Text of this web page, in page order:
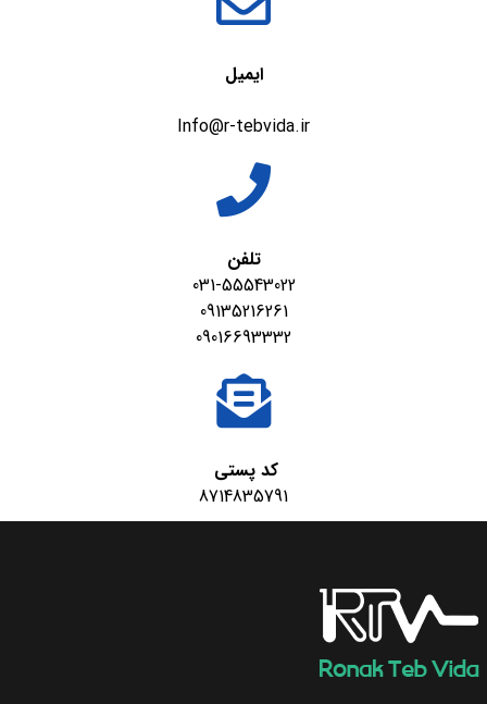
ایمیل
Info@r-tebvida.ir
تلفن
031-55543022
09135216261
09016693332
کد پستی
8714835791